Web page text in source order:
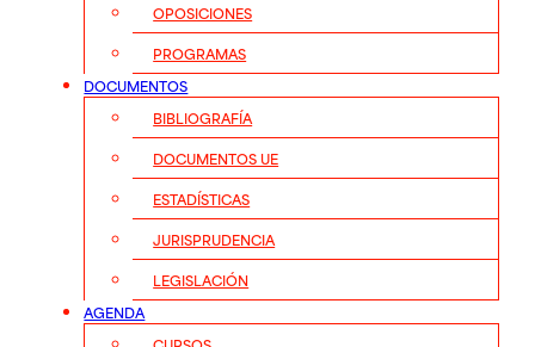
OPOSICIONES
PROGRAMAS
DOCUMENTOS
BIBLIOGRAFÍA
DOCUMENTOS UE
ESTADÍSTICAS
JURISPRUDENCIA
LEGISLACIÓN
AGENDA